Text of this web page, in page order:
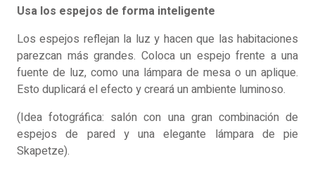
Usa los espejos de forma inteligente
Los espejos reflejan la luz y hacen que las habitaciones
parezcan más grandes. Coloca un espejo frente a una
fuente de luz, como una lámpara de mesa o un aplique.
Esto duplicará el efecto y creará un ambiente luminoso.
(Idea fotográfica: salón con una gran combinación de
espejos de pared y una elegante lámpara de pie
Skapetze).